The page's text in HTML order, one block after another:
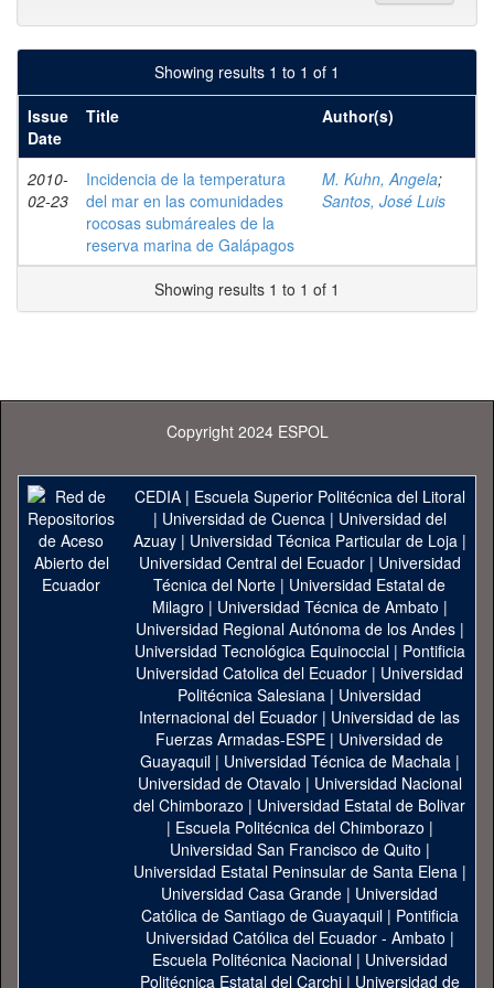
Showing results 1 to 1 of 1
Issue
Date
Title Author(s)
2010-
02-23
Incidencia de la temperatura
del mar en las comunidades
rocosas submáreales de la
reserva marina de Galápagos
M. Kuhn, Angela;
Santos, José Luis
Showing results 1 to 1 of 1
Copyright 2024 ESPOL
CEDIA| Escuela Superior Politécnica del Litoral
| Universidad de Cuenca| Universidad del
Azuay| Universidad Técnica Particular de Loja|
Universidad Central del Ecuador| Universidad
Técnica del Norte | Universidad Estatal de
Milagro | Universidad Técnica de Ambato |
Universidad Regional Autónoma de los Andes|
Universidad Tecnológica Equinoccial| Pontificia
Universidad Catolica del Ecuador | Universidad
Politécnica Salesiana | Universidad
Internacional del Ecuador | Universidad de las
Fuerzas Armadas-ESPE | Universidad de
Guayaquil| Universidad Técnica de Machala|
Universidad de Otavalo | Universidad Nacional
del Chimborazo | Universidad Estatal de Bolivar
| Escuela Politécnica del Chimborazo |
Universidad San Francisco de Quito |
Universidad Estatal Peninsular de Santa Elena|
Universidad Casa Grande | Universidad
Católica de Santiago de Guayaquil| Pontificia
Universidad Católica del Ecuador - Ambato |
Escuela Politécnica Nacional| Universidad
Politécnica Estatal del Carchi| Universidad de